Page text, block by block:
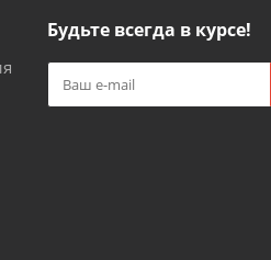
Будьте всегда в курсе!